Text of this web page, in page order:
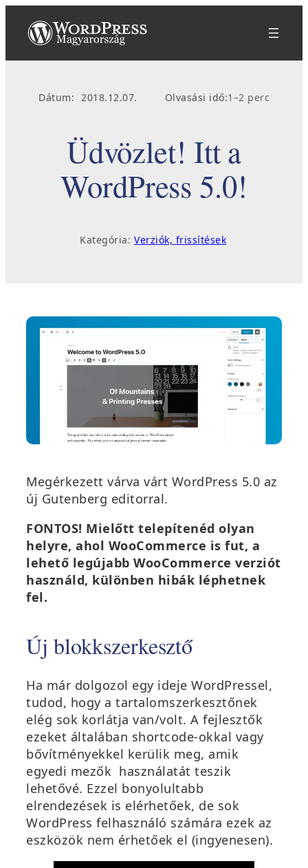
tartalomhoz
Dátum: 2018.12.07. Olvasási idő:1–2 perc
Üdvözlet! Itt a
WordPress 5.0!
Kategória: Verziók, frissítések
Megérkezett várva várt WordPress 5.0 az
új Gutenberg editorral.
FONTOS! Mielőtt telepítenéd olyan
helyre, ahol WooCommerce is fut, a
lehető legújabb WooCommerce verziót
használd, különben hibák léphetnek
fel.
Új blokkszerkesztő
Ha már dolgozol egy ideje WordPressel,
tudod, hogy a tartalomszerkesztőnek
elég sok korlátja van/volt. A fejlesztők
ezeket általában shortcode-okkal vagy
bővítményekkel kerülik meg, amik
egyedi mezők használatát teszik
lehetővé. Ezzel bonyolultabb
elrendezések is elérhetőek, de sok
WordPress felhasználó számára ezek az
eszközök nem érhetőek el (ingyenesen).